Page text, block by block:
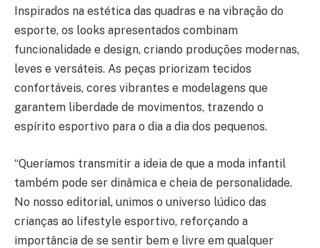
Inspirados na estética das quadras e na vibração do
esporte, os looks apresentados combinam
funcionalidade e design, criando produções modernas,
leves e versáteis. As peças priorizam tecidos
confortáveis, cores vibrantes e modelagens que
garantem liberdade de movimentos, trazendo o
espírito esportivo para o dia a dia dos pequenos.
“Queríamos transmitir a ideia de que a moda infantil
também pode ser dinâmica e cheia de personalidade.
No nosso editorial, unimos o universo lúdico das
crianças ao lifestyle esportivo, reforçando a
importância de se sentir bem e livre em qualquer